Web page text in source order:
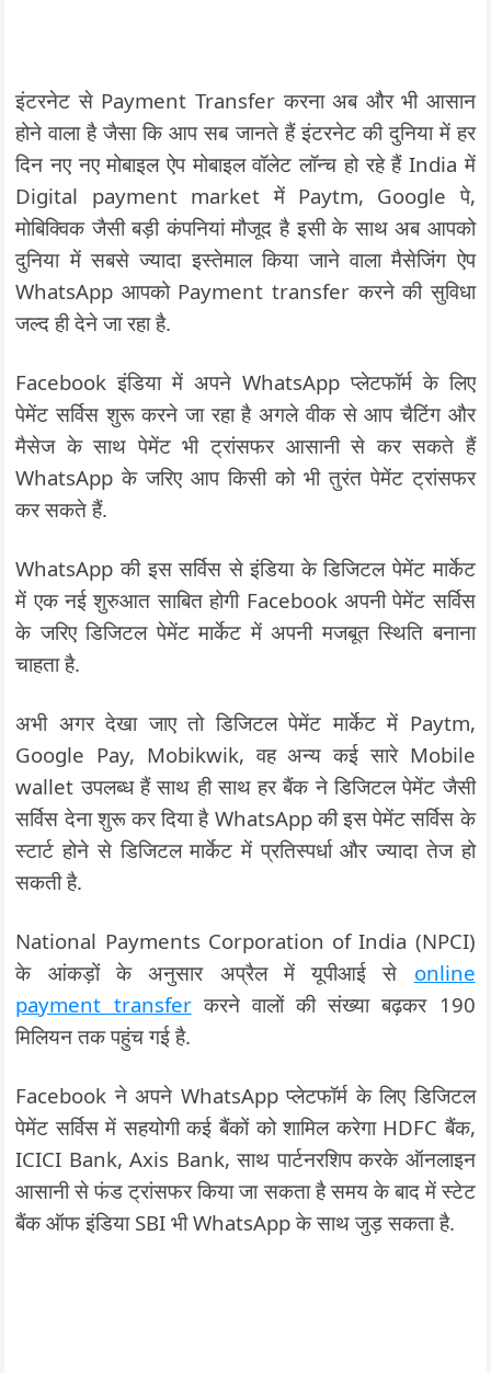
इंटरनेट से Payment Transfer करना अब और भी आसान
होने वाला है जैसा कि आप सब जानते हैं इंटरनेट की दुनिया में हर
दिन नए नए मोबाइल ऐप मोबाइल वॉलेट लॉन्च हो रहे हैं India में
Digital payment market में Paytm, Google पे,
मोबिक्विक जैसी बड़ी कंपनियां मौजूद है इसी के साथ अब आपको
दुनिया में सबसे ज्यादा इस्तेमाल किया जाने वाला मैसेजिंग ऐप
WhatsApp आपको Payment transfer करने की सुविधा
जल्द ही देने जा रहा है.
Facebook इंडिया में अपने WhatsApp प्लेटफॉर्म के लिए
पेमेंट सर्विस शुरू करने जा रहा है अगले वीक से आप चैटिंग और
मैसेज के साथ पेमेंट भी ट्रांसफर आसानी से कर सकते हैं
WhatsApp के जरिए आप किसी को भी तुरंत पेमेंट ट्रांसफर
कर सकते हैं.
WhatsApp की इस सर्विस से इंडिया के डिजिटल पेमेंट मार्केट
में एक नई शुरुआत साबित होगी Facebook अपनी पेमेंट सर्विस
के जरिए डिजिटल पेमेंट मार्केट में अपनी मजबूत स्थिति बनाना
चाहता है.
अभी अगर देखा जाए तो डिजिटल पेमेंट मार्केट में Paytm,
Google Pay, Mobikwik, वह अन्य कई सारे Mobile
wallet उपलब्ध हैं साथ ही साथ हर बैंक ने डिजिटल पेमेंट जैसी
सर्विस देना शुरू कर दिया है WhatsApp की इस पेमेंट सर्विस के
स्टार्ट होने से डिजिटल मार्केट में प्रतिस्पर्धा और ज्यादा तेज हो
सकती है.
National Payments Corporation of India (NPCI)
के आंकड़ों के अनुसार अप्रैल में यूपीआई से online
payment transferकरने वालों की संख्या बढ़कर 190
मिलियन तक पहुंच गई है.
Facebook ने अपने WhatsApp प्लेटफॉर्म के लिए डिजिटल
पेमेंट सर्विस में सहयोगी कई बैंकों को शामिल करेगा HDFC बैंक,
ICICI Bank, Axis Bank, साथ पार्टनरशिप करके ऑनलाइन
आसानी से फंड ट्रांसफर किया जा सकता है समय के बाद में स्टेट
बैंक ऑफ इंडिया SBI भी WhatsApp के साथ जुड़ सकता है.